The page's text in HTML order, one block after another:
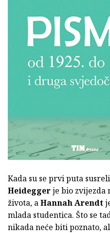
Kada su se prvi puta
Heideggerje bio zvijezda
života, aHannah Arendt
mlada studentica. Što se
nikada neće biti poznato,